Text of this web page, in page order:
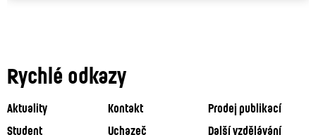
Rychlé odkazy
Aktuality Kontakt
Prodej publikací
Student
Uchazeč
Další vzdělávání